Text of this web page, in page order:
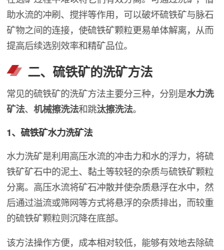
助水流的冲刷、搅拌等作用，可以破坏硫铁矿与脉石
矿物之间的连接，使硫铁矿颗粒更易单体解离，从而
提高后续选别效率和精矿品位。
二、硫铁矿的洗矿方法
常见的硫铁矿的洗矿方法主要分三种，分别是水力洗
矿法、机械擦洗法和跳汰擦洗法。
1、硫铁矿水力洗矿法
水力洗矿是利用高压水流的冲击力和水的浮力，将硫
铁矿矿石中的泥土、黏土等较轻的杂质与硫铁矿颗粒
分离。高压水流将矿石冲散并使杂质悬浮在水中，然
后通过溢流或筛网等方式将悬浮的杂质排出，而较重
的硫铁矿颗粒则沉降在底部。
该方法操作方便，成本相对较低，能够有效地去除硫